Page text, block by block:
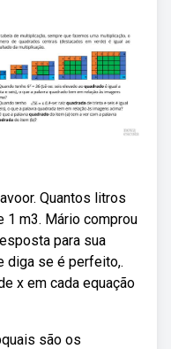
Quantos litros
1 m3. Mário comprou
para sua
diga se é perfeito,.
x em cada equação
são os